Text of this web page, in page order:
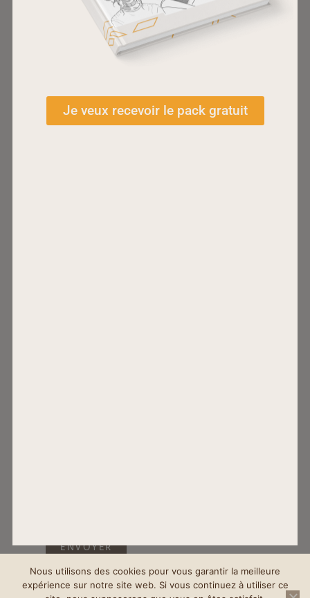
Follow me !
ENVOYER
Nous utilisons des cookies pour vous garantir la meilleure
expérience sur notre site web. Si vous continuez à utiliser ce
Je veux recevoir le pack gratuit